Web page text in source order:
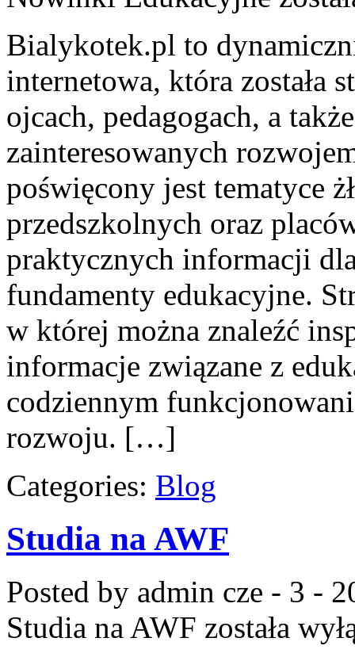
Bialykotek.pl to
internetowa, która została
ojcach, pedagogach, a
zainteresowanych
poświęcony jest tematyce
przedszkolnych oraz
praktycznych informacji
fundamenty edukacyjne.
w której można znaleźć
informacje związane z
codziennym
rozwoju. […]
Categories: Blog
Studia na AWF
Posted by admin cze - 3 -
Studia na AWF została